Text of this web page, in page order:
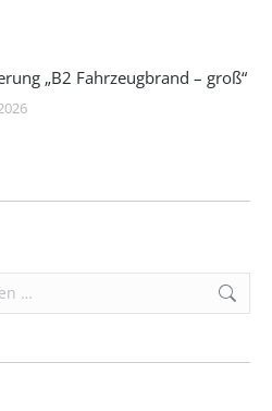
„B2 Fahrzeugbrand – groß“